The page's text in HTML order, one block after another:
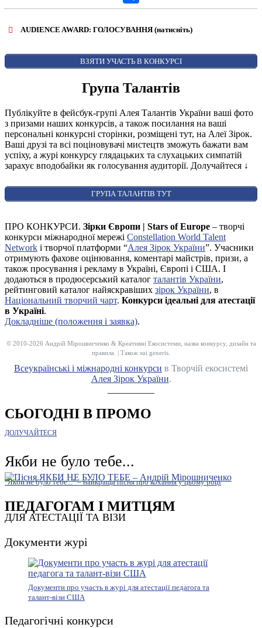
Share
AUDIENCE AWARD: ГОЛОСУВАННЯ (натисніть)
AUDIENCE AWARD
ВЗЯТИ УЧАСТЬ В КОНКУРСІ
Група Талантів
Публікуйте в фейсбук-групі Алея Талантів України ваші фото
з призами наших конкурсів, а також посилання на ваші
персональні конкурсні сторінки, розміщені тут, на Алеї Зірок.
Ваші друзі та всі поціновувачі мистецтв зможуть бажати вам
успіху, а журі конкурсу глядацьких та слухацьких симпатій
зарахує вподобайки як голосування аудиторії. Долучайтеся ↓
ГРУПА ТАЛАНТІВ ТУТ
ПРО КОНКУРСИ. Зірки Європи | Stars of Europe – творчі
конкурси міжнародної мережі Constellation World Talent
Network і творчої платформи “Алея Зірок України”. Учасники
отримують фахове оцінювання, коментарі майстрів, призи, а
також просування і рекламу в Україні, Європі і США. І
додаються в продюсерський каталог талантів України,
рейтинговий каталог найяскравіших зірок України, в
Національний творчий чарт. Конкурси ідеальні для атестації
в Україні.
Докладніше (положення і заявка).
© 2010-2026 Андрій Мірошниченко & Креативні Екосистеми, назва конкурсу, дизайн та
правила. | Також sui generis.
Всеукраїнські і міжнародні конкурси в Творчій екосистемі
Алея Зірок України.
СЬОГОДНІ В ПРОМО
ДОЛУЧАЙТЕСЯ
Якби не було тебе...
"Якби не було тебе..." – найкраща пісня про кохання у цьому році
ПЕДАГОГАМ І МИТЦЯМ
ДЛЯ АТЕСТАЦІЇ ТА ВІЗИ
Документи журі
Документи про участь в журі для атестації педагога та
талант-візи США
Педагогічні конкурси